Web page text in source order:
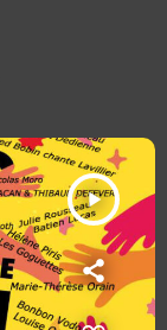
play_arrow